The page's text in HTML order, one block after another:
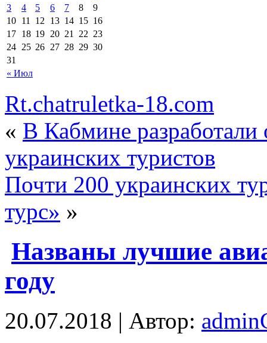
« Июл
3
4 5 6 7 8
9
10 11 12 13 14 15 16
17 18 19 20 21 22 23
24 25 26 27 28 29 30
31
Rt.chatruletka-18.com
« В Кабмине
украинских туристов
Почти 200 украинских
турс» »
Названы лучшие
году
20.07.2018 | Автор: